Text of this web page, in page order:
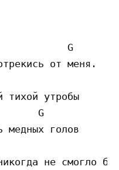
G
от меня.
тихой утробы
G
медных голов
не смогло